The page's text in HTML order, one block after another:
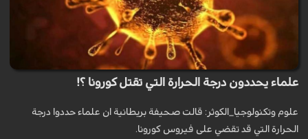
علماء يحددون درجة الحرارة التي تقتل كورونا ؟!
علوم وتكنولوجيا_الكوثر: قالت صحيفة بريطانية ان علماء حددوا درجة
الحرارة التي قد تقضي على فيروس كورونا.